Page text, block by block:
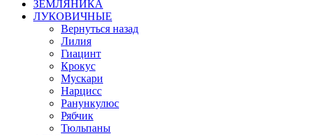
ЗЕМЛЯНИКА
ЛУКОВИЧНЫЕ
Вернуться назад
Лилия
Гиацинт
Крокус
Мускари
Нарцисс
Ранункулюс
Рябчик
Тюльпаны